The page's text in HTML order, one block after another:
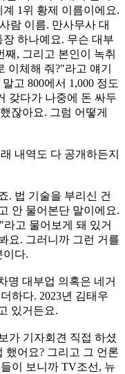
1위 황제 이름이에요.
람 이름. 만사무사 대
하나예요. 무슨 대부
, 그리고 본인이 녹취
이체해 줘?"라고 얘기
고 800에서 1,000 정도
갖다가 나중에 돈 싸두
잖아요. 그럼 어떻게
내역도 다 공개하든지
. 법 기술을 부리신 건
안 물어본단 말이에요.
고 물어보게 돼 있거
요. 그러니까 그런 거를
이다.
명 대부업 의혹은 네거
하다. 2023년 김태우
있거든요.
가 기자회견 직접 하셨
했어요? 그리고 그 언론
이 보니까 TV조선, 뉴